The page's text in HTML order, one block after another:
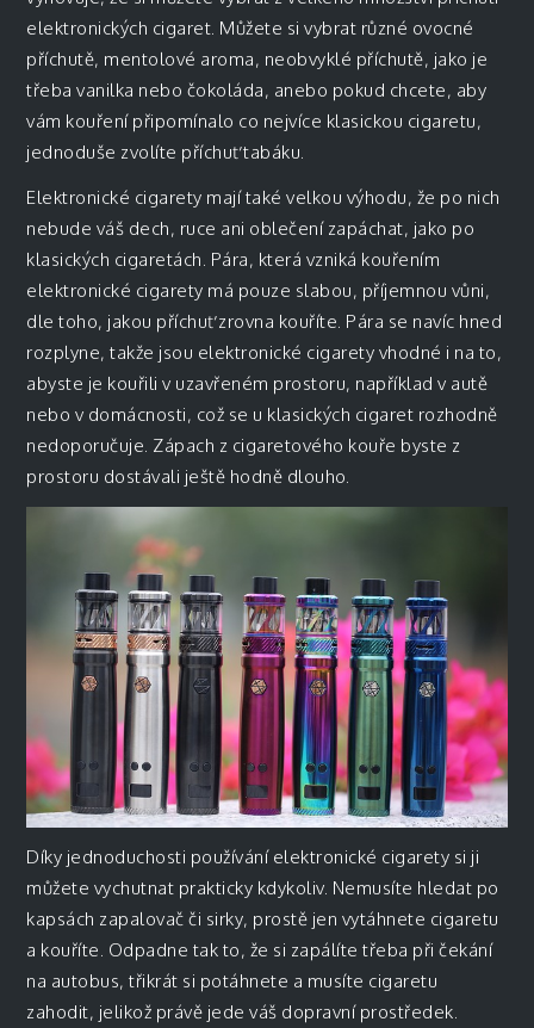
elektronických cigaret. Můžete si vybrat různé ovocné
příchutě, mentolové aroma, neobvyklé příchutě, jako je
třeba vanilka nebo čokoláda, anebo pokud chcete, aby
vám kouření připomínalo co nejvíce klasickou cigaretu,
jednoduše zvolíte příchuť tabáku.
Elektronické cigarety mají také velkou výhodu, že po nich
nebude váš dech, ruce ani oblečení zapáchat, jako po
klasických cigaretách. Pára, která vzniká kouřením
elektronické cigarety má pouze slabou, příjemnou vůni,
dle toho, jakou příchuť zrovna kouříte. Pára se navíc hned
rozplyne, takže jsou elektronické cigarety vhodné i na to,
abyste je kouřili v uzavřeném prostoru, například v autě
nebo v domácnosti, což se u klasických cigaret rozhodně
nedoporučuje. Zápach z cigaretového kouře byste z
prostoru dostávali ještě hodně dlouho.
Díky jednoduchosti používání elektronické cigarety si ji
můžete vychutnat prakticky kdykoliv. Nemusíte hledat po
kapsách zapalovač či sirky, prostě jen vytáhnete cigaretu
a kouříte. Odpadne tak to, že si zapálíte třeba při čekání
na autobus, třikrát si potáhnete a musíte cigaretu
zahodit, jelikož právě jede váš dopravní prostředek.